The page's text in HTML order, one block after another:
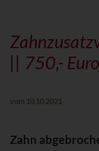
|| 750,-
vom 10.10.2021
Zahn